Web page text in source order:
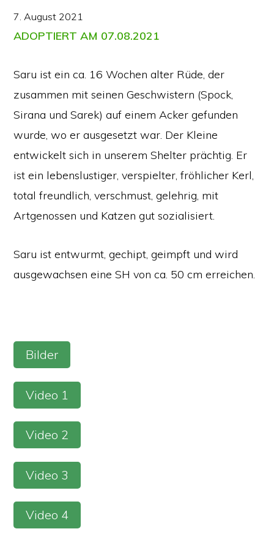
7. August 2021
ADOPTIERT AM 07.08.2021
Saru ist ein ca. 16 Wochen alter Rüde, der
zusammen mit seinen Geschwistern (Spock,
Sirana und Sarek) auf einem Acker gefunden
wurde, wo er ausgesetzt war. Der Kleine
entwickelt sich in unserem Shelter prächtig. Er
ist ein lebenslustiger, verspielter, fröhlicher Kerl,
total freundlich, verschmust, gelehrig, mit
Artgenossen und Katzen gut sozialisiert.
Saru ist entwurmt, gechipt, geimpft und wird
ausgewachsen eine SH von ca. 50 cm erreichen.
Bilder
Video 1
Video 2
Video 3
Video 4